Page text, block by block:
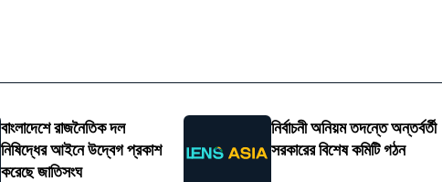
বাংলাদেশে রাজনৈতিক দল
নিষিদ্ধের আইনে উদ্বেগ প্রকাশ
করেছে জাতিসংঘ
নির্বাচনী অনিয়ম তদন্তে অন্তর্বর্তী
সরকারের বিশেষ কমিটি গঠন